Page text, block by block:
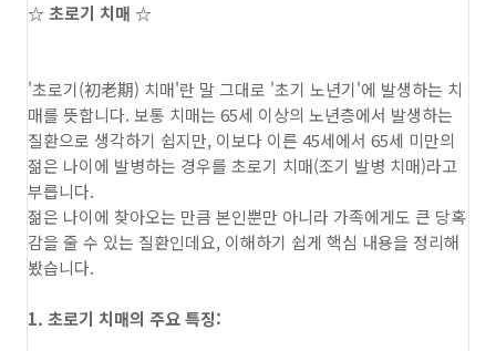
☆ 초로기 치매 ☆
'초로기(初老期) 치매'란 말 그대로 '초기 노년기'에 발생하는 치
매를 뜻합니다. 보통 치매는 65세 이상의 노년층에서 발생하는
질환으로 생각하기 쉽지만, 이보다 이른 45세에서 65세 미만의
젊은 나이에 발병하는 경우를 초로기 치매(조기 발병 치매)라고
부릅니다.
젊은 나이에 찾아오는 만큼 본인뿐만 아니라 가족에게도 큰 당혹
감을 줄 수 있는 질환인데요, 이해하기 쉽게 핵심 내용을 정리해
봤습니다.
1. 초로기 치매의 주요 특징: